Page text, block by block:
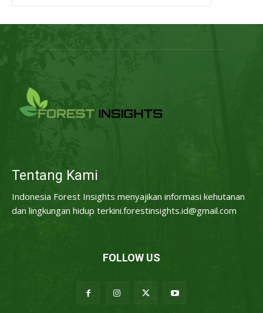
Tentang Kami
Indonesia Forest Insights menyajikan informasi kehutanan
dan lingkungan hidup terkini.forestinsights.id@gmail.com
FOLLOW US